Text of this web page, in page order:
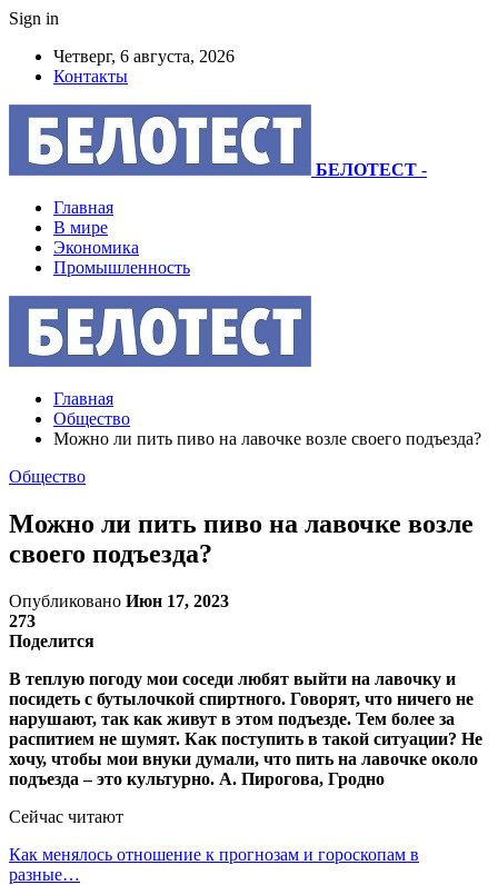
Sign in
Четверг, 6 августа, 2026
Контакты
БЕЛОТЕСТ -
Главная
В мире
Экономика
Промышленность
Главная
Общество
Можно ли пить пиво на лавочке возле своего подъезда?
Общество
Можно ли пить пиво на лавочке возле
своего подъезда?
Опубликовано Июн 17, 2023
273
Поделится
В теплую погоду мои соседи любят выйти на лавочку и
посидеть с бутылочкой спиртного. Говорят, что ничего не
нарушают, так как живут в этом подъезде. Тем более за
распитием не шумят. Как поступить в такой ситуации? Не
хочу, чтобы мои внуки думали, что пить на лавочке около
подъезда – это культурно. А. Пирогова, Гродно
Сейчас читают
Как менялось отношение к прогнозам и гороскопам в
разные…